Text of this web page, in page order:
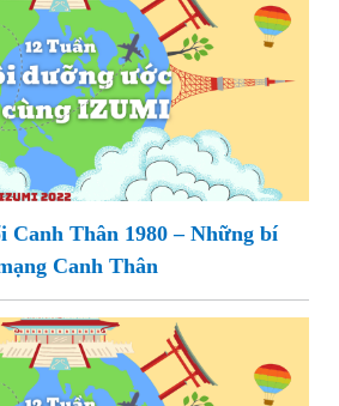
Thân 1980 – Những bí
Canh Thân